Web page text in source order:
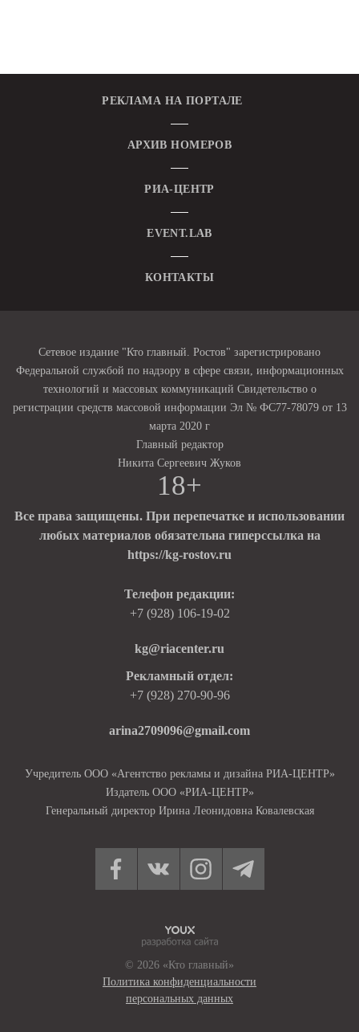
РЕКЛАМА НА ПОРТАЛЕ
АРХИВ НОМЕРОВ
РИА-ЦЕНТР
EVENT.LAB
КОНТАКТЫ
Сетевое издание "Кто главный. Ростов" зарегистрировано
Федеральной службой по надзору в сфере связи, информационных
технологий и массовых коммуникаций Свидетельство о
регистрации средств массовой информации Эл № ФС77-78079 от 13
марта 2020 г
Главный редактор
Никита Сергеевич Жуков
18+
Все права защищены. При перепечатке и использовании
любых материалов обязательна гиперссылка на
https://kg-rostov.ru
Телефон редакции:
+7 (928) 106-19-02
kg@riacenter.ru
Рекламный отдел:
+7 (928) 270-90-96
arina2709096@gmail.com
Учредитель ООО «Агентство рекламы и дизайна РИА-ЦЕНТР»
Издатель ООО «РИА-ЦЕНТР»
Генеральный директор Ирина Леонидовна Ковалевская
© 2026 «Кто главный»
Политика конфиденциальности
персональных данных